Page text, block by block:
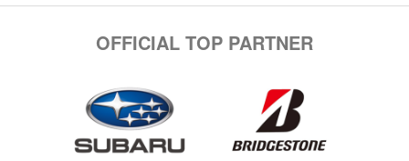
OFFICIAL TOP PARTNER